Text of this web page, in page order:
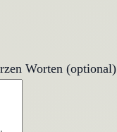
Worten (optional)